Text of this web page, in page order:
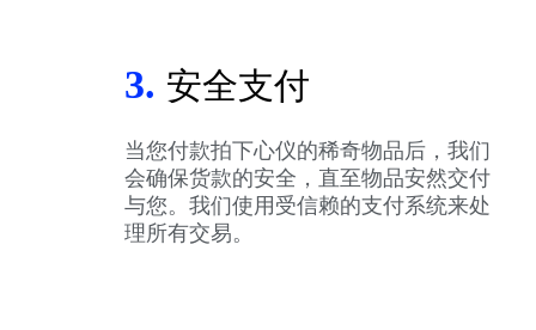
3. 安全支付
当您付款拍下心仪的稀奇物品后，我们
会确保货款的安全，直至物品安然交付
与您。我们使用受信赖的支付系统来处
理所有交易。